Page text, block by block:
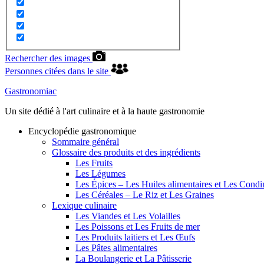
Rechercher des images
Personnes citées dans le site
Gastronomiac
Un site dédié à l'art culinaire et à la haute gastronomie
Encyclopédie gastronomique
Sommaire général
Glossaire des produits et des ingrédients
Les Fruits
Les Légumes
Les Épices – Les Huiles alimentaires et Les
Les Céréales – Le Riz et Les Graines
Lexique culinaire
Les Viandes et Les Volailles
Les Poissons et Les Fruits de mer
Les Produits laitiers et Les Œufs
Les Pâtes alimentaires
La Boulangerie et La Pâtisserie